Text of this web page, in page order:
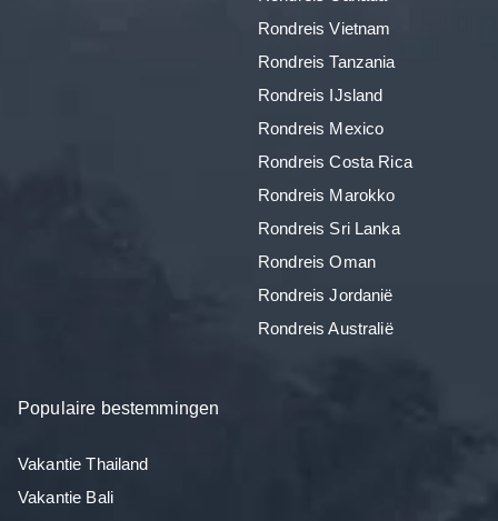
Rondreis Vietnam
Rondreis Tanzania
Rondreis IJsland
Rondreis Mexico
Rondreis Costa Rica
Rondreis Marokko
Rondreis Sri Lanka
Rondreis Oman
Rondreis Jordanië
Rondreis Australië
Populaire bestemmingen
Vakantie Thailand
Vakantie Bali